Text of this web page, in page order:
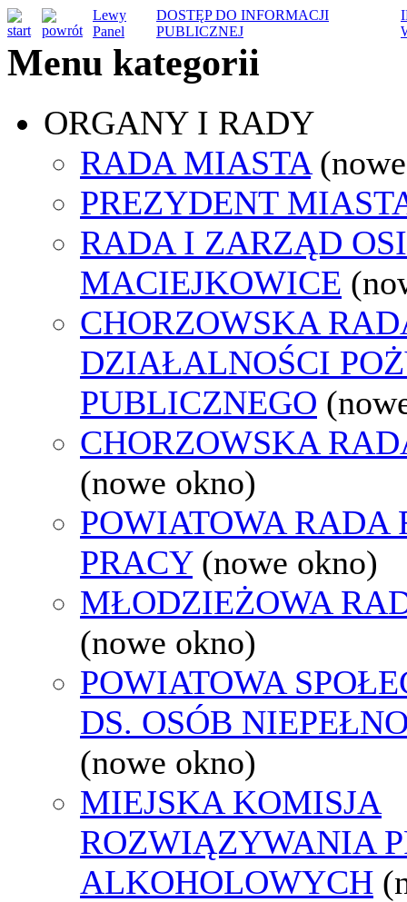
Lewy
Panel
DOSTĘP DO INFORMACJI
PUBLICZNEJ
Menu kategorii
ORGANY I RADY
RADA MIASTA
PREZYDENT
RADA I ZARZĄD
MACIEJKOWICE
CHORZOWSKA
DZIAŁALNOŚCI
PUBLICZNEGO
CHORZOWSKA
(nowe okno)
POWIATOWA RADA
PRACY (nowe okno)
MŁODZIEŻOWA
(nowe okno)
POWIATOWA
DS. OSÓB
(nowe okno)
MIEJSKA KOMISJA
ROZWIĄZYWANIA
ALKOHOLOWYCH